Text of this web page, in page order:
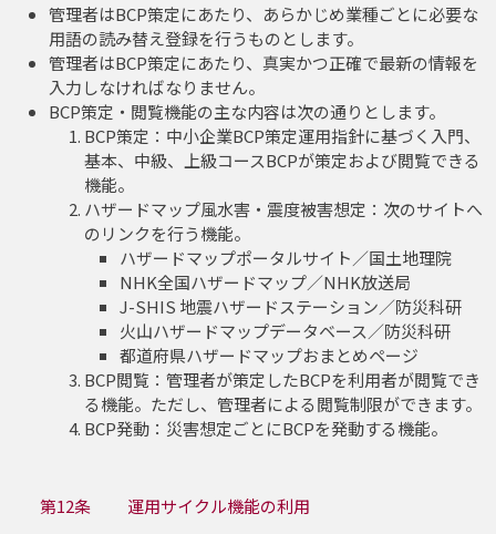
管理者はBCP策定にあたり、あらかじめ業種ごとに必要な
用語の読み替え登録を行うものとします。
管理者はBCP策定にあたり、真実かつ正確で最新の情報を
入力しなければなりません。
BCP策定・閲覧機能の主な内容は次の通りとします。
BCP策定：中小企業BCP策定運用指針に基づく入門、
基本、中級、上級コースBCPが策定および閲覧できる
機能。
ハザードマップ風水害・震度被害想定：次のサイトへ
のリンクを行う機能。
ハザードマップポータルサイト／国土地理院
NHK全国ハザードマップ／NHK放送局
J-SHIS 地震ハザードステーション／防災科研
火山ハザードマップデータベース／防災科研
都道府県ハザードマップおまとめページ
BCP閲覧：管理者が策定したBCPを利用者が閲覧でき
る機能。ただし、管理者による閲覧制限ができます。
BCP発動：災害想定ごとにBCPを発動する機能。
第12条 運用サイクル機能の利用